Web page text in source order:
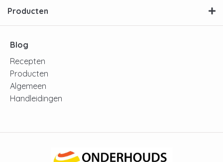
Producten
Blog
Recepten
Producten
Algemeen
Handleidingen